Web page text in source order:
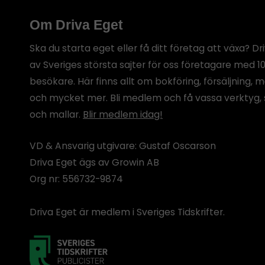
Om Driva Eget
Ska du starta eget eller få ditt företag att växa?
av Sveriges största sajter för oss företagare med
besökare. Här finns allt om bokföring, försäljning,
och mycket mer. Bli medlem och få vassa
och mallar. Blir medlem idag!
VD & Ansvarig utgivare: Gustaf Oscarson
Driva Eget ägs av Growin AB
Org nr: 556732-9874
Driva Eget är medlem i Sveriges Tidskrifter.